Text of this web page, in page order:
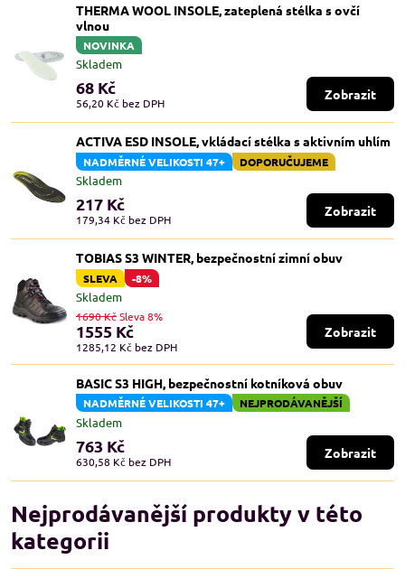
THERMA WOOL INSOLE, zateplená stélka s ovčí
vlnou
NOVINKA
Skladem
68 Kč
56,20 Kč bez DPH
Zobrazit
ACTIVA ESD INSOLE, vkládací stélka s aktivním uhlím
NADMĚRNÉ VELIKOSTI 47+ DOPORUČUJEME
Skladem
217 Kč
179,34 Kč bez DPH
Zobrazit
TOBIAS S3 WINTER, bezpečnostní zimní obuv
SLEVA -8%
Skladem
1555 Kč
1285,12 Kč bez DPH
1690 KčSleva 8%
Zobrazit
BASIC S3 HIGH, bezpečnostní kotníková obuv
NADMĚRNÉ VELIKOSTI 47+ NEJPRODÁVANĚJŠÍ
Skladem
763 Kč
630,58 Kč bez DPH
Zobrazit
Nejprodávanější produkty v této
kategorii